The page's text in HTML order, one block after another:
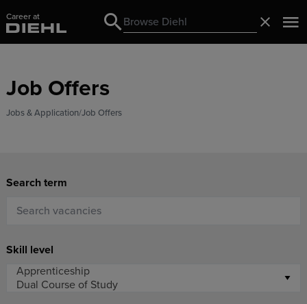
Career at
Search
Search
Job Offers
Jobs & Application Job Offers
Search term
Skill level